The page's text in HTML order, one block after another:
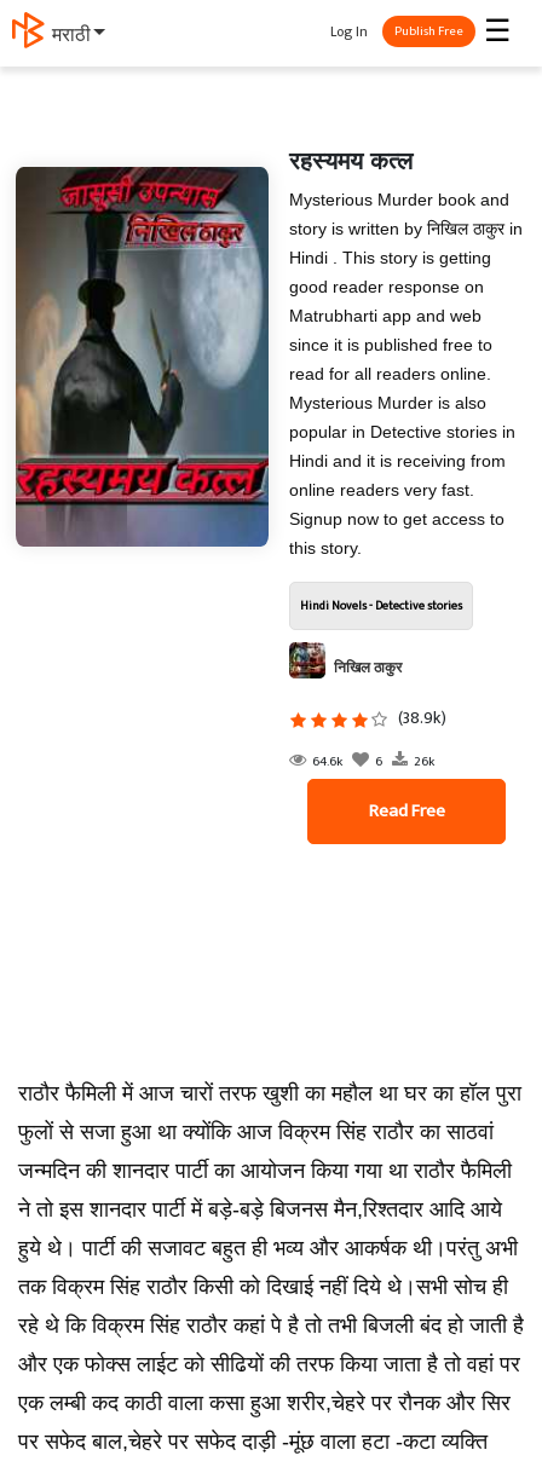
मराठी ☰
Log In Publish Free
रहस्यमय कत्ल
Mysterious Murder book and
story is written by निखिल ठाकुर in
Hindi . This story is getting
good reader response on
Matrubharti app and web
since it is published free to
read for all readers online.
Mysterious Murder is also
popular in Detective stories in
Hindi and it is receiving from
online readers very fast.
Signup now to get access to
this story.
Hindi Novels - Detective stories
निखिल ठाकुर
(38.9k)
64.6k 6 26k
Read Free
राठौर फैमिली में आज चारों तरफ खुशी का महौल था घर का हॉल पुरा
फुलों से सजा हुआ था क्योंकि आज विक्रम सिंह राठौर का साठवां
जन्मदिन की शानदार पार्टी का आयोजन किया गया था राठौर फैमिली
ने तो इस शानदार पार्टी में बड़े-बड़े बिजनस मैन,रिश्तदार आदि आये
हुये थे। पार्टी की सजावट बहुत ही भव्य और आकर्षक थी।परंतु अभी
तक विक्रम सिंह राठौर किसी को दिखाई नहीं दिये थे।सभी सोच ही
रहे थे कि विक्रम सिंह राठौर कहां पे है तो तभी बिजली बंद हो जाती है
और एक फोक्स लाईट को सीढियों की तरफ किया जाता है तो वहां पर
एक लम्बी कद काठी वाला कसा हुआ शरीर,चेहरे पर रौनक और सिर
पर सफेद बाल,चेहरे पर सफेद दाड़ी -मूंछ वाला हटा -कटा व्यक्ति